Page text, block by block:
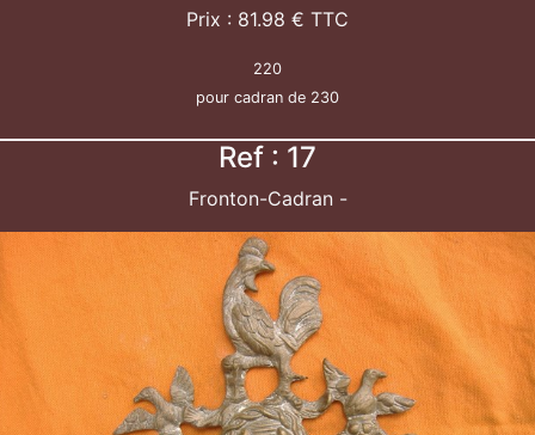
Prix : 81.98 € TTC
220
pour cadran de 230
Ref : 17
Fronton-Cadran -